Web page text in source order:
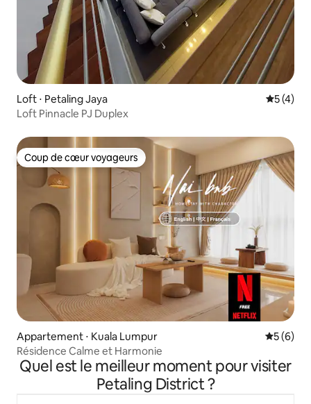
Loft ⋅ Petaling Jaya
5 (4)
Loft Pinnacle PJ Duplex
Coup de cœur voyageurs
Coup de cœur voyageurs
Appartement ⋅ Kuala Lumpur
5 (6)
Résidence Calme et Harmonie
Quel est le meilleur moment pour visiter
Petaling District ?